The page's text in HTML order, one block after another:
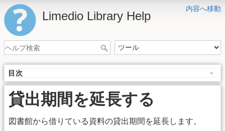
内容へ移動
Limedio Library Help
目次
貸出期間を延長する
図書館から借りている資料の貸出期間を延長します。